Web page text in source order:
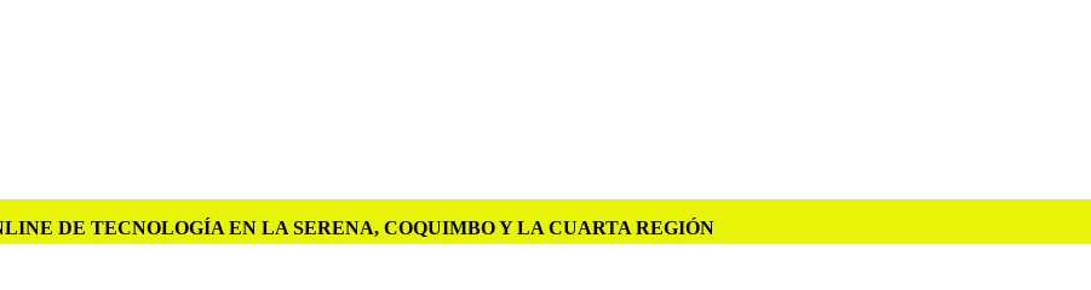
DE TECNOLOGÍA EN LA SERENA, COQUIMBO Y LA CUARTA REGIÓN